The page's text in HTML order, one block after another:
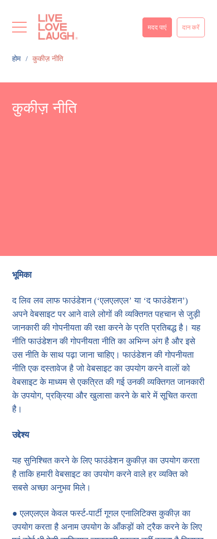
मदद पाएं दान करें
होम कुकीज़ नीति
कुकीज़ नीति
भूमिका
द लिव लव लाफ फाउंडेशन (‘एलएलएल’ या ‘द फाउंडेशन’)
अपने वेबसाइट पर आने वाले लोगों की व्यक्तिगत पहचान से जुड़ी
जानकारी की गोपनीयता की रक्षा करने के प्रति प्रतिबद्ध है। यह
नीति फाउंडेशन की गोपनीयता नीति का अभिन्न अंग है और इसे
उस नीति के साथ पढ़ा जाना चाहिए। फाउंडेशन की गोपनीयता
नीति एक दस्तावेज है जो वेबसाइट का उपयोग करने वालों को
वेबसाइट के माध्यम से एकत्रित की गई उनकी व्यक्तिगत जानकारी
के उपयोग, प्रक्रिया और खुलासा करने के बारे में सूचित करता
है।
उद्देश्य
यह सुनिश्चित करने के लिए फाउंडेशन कुकीज़ का उपयोग करता
है ताकि हमारी वेबसाइट का उपयोग करने वाले हर व्यक्ति को
सबसे अच्छा अनुभव मिले।
● एलएलएल केवल फर्स्ट-पार्टी गूगल एनालिटिक्स कुकीज़ का
उपयोग करता है अनाम उपयोग के आँकड़ों को ट्रैक करने के लिए